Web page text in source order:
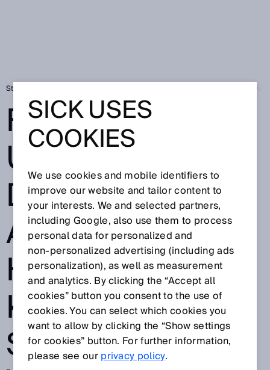
Startseite
FAHRRÄDER
UND AUTOS AUF
DER GLEICHEN
ANLAGE?
HIGHSPEED-
KAMERA VON
SICK
SICK USES
COOKIES
We use cookies and mobile identifiers to
improve our website and tailor content to
your interests. We and selected partners,
including Google, also use them to process
personal data for personalized and
non‑personalized advertising (including ads
personalization), as well as measurement
and analytics. By clicking the “Accept all
cookies” button you consent to the use of
cookies. You can select which cookies you
want to allow by clicking the “Show settings
for cookies” button. For further information,
please see ourprivacy policy.